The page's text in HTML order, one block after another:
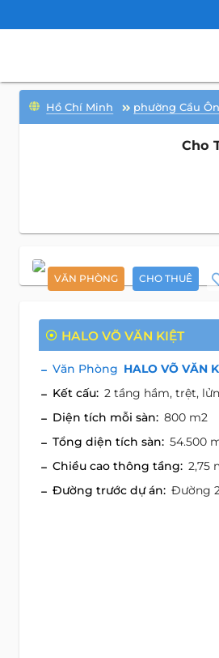
Hồ Chí Minh phường Cầu
Cho
VĂN PHÒNG CHO THUÊ
HALO VÕ VĂN KIỆT
Văn Phòng HALO VÕ VĂN
Kết cấu: 2 tầng hầm, trệt,
Diện tích mỗi sàn: 800 m2
Tổng diện tích sàn: 54.500
Chiều cao thông tầng: 2,75
Đường trước dự án: Đường